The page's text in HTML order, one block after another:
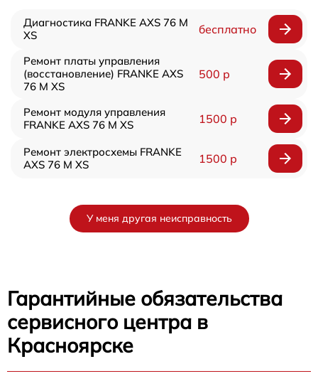
Диагностика FRANKE AXS 76 M
XS
бесплатно
Ремонт платы управления
(восстановление) FRANKE AXS
76 M XS
500 р
Ремонт модуля управления
FRANKE AXS 76 M XS
1500 р
Ремонт электросхемы FRANKE
AXS 76 M XS
1500 р
У меня другая неисправность
Гарантийные обязательства
сервисного центра в
Красноярске